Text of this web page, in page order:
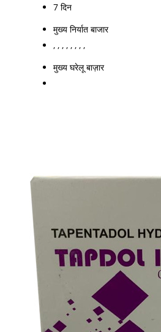
7 दिन
मुख्य निर्यात बाजार
, , , , , , , ,
मुख्य घरेलू बाज़ार